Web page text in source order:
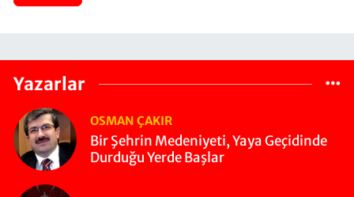
Yazarlar
OSMAN ÇAKIR
Bir Şehrin Medeniyeti, Yaya Geçidinde
Durduğu Yerde Başlar